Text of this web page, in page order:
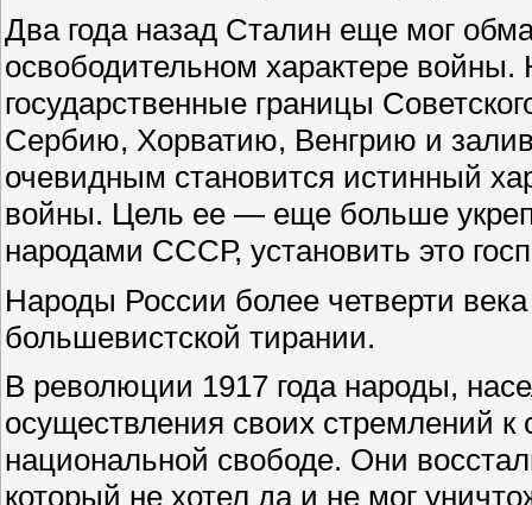
Два года назад Сталин еще мог
освободительном характере
государственные границы
Сербию, Хорватию, Венгрию и
очевидным становится истинный
войны. Цель ее — еще больше
народами СССР, установить это
Народы России более четверти
большевистской тирании.
В революции 1917 года народы,
осуществления своих стремлений
национальной свободе. Они
который не хотел да и не мог